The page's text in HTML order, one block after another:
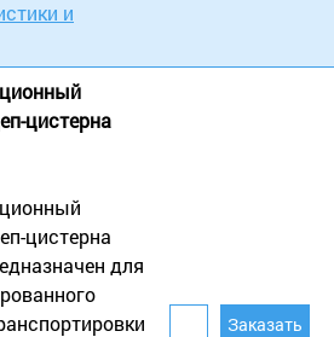
и
цистерна
цистерна
для